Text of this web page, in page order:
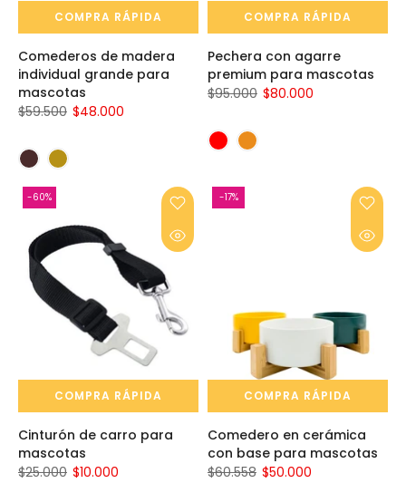
COMPRA RÁPIDA
Comederos de madera
individual grande para
mascotas
$59.500 $48.000
COMPRA RÁPIDA
Pechera con agarre
premium para mascotas
$95.000 $80.000
-60%
COMPRA RÁPIDA
Cinturón de carro para
mascotas
$25.000 $10.000
-17%
COMPRA RÁPIDA
Comedero en cerámica
con base para mascotas
$60.558 $50.000